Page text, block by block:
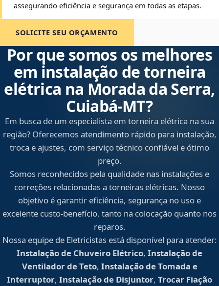
assegurando eficiência e segurança em todas as etapas.
SOLICITE SEU ORÇAMENTO
Por que somos os melhores
em instalação de torneira
elétrica na Morada da Serra,
Cuiabá‑MT?
Em busca de um especialista em torneira elétrica na sua
região? Oferecemos atendimento rápido para instalação,
troca e ajustes, com serviço técnico confiável e ótimo
preço.
Somos reconhecidos pela qualidade nas instalações e
correções relacionadas a torneiras elétricas. Nosso
objetivo é garantir eficiência, segurança no uso e
excelente custo-benefício, tanto na colocação quanto nos
reparos.
Nossa equipe de Eletricistas está disponível para atender:
Instalação de Chuveiro Elétrico, Instalação de
Ventilador de Teto, Instalação de Tomada e
Interruptor, Instalação de Disjuntor, Trocar Fiação